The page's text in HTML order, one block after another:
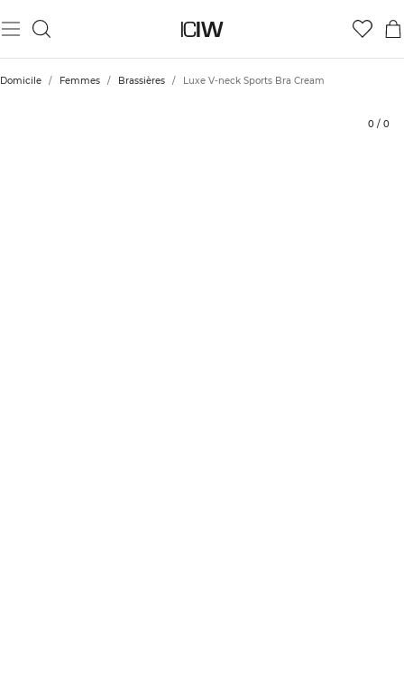
Domicile / Femmes / Brassières / Luxe V-neck Sports Bra Cream
0 / 0